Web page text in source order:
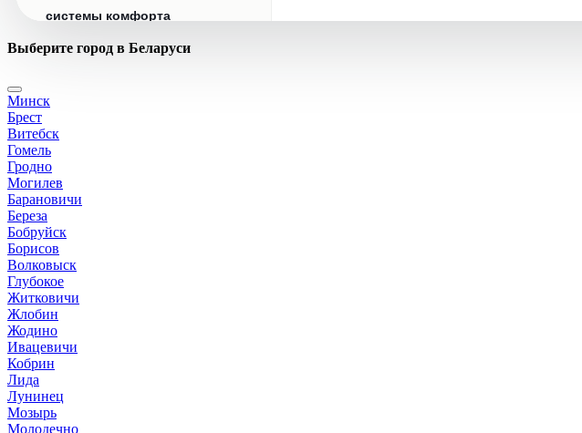
системы комфорта
стекла
стеклоочистители
топливная система
тормозная система
трансмиссия
электрика
Выберите город в Беларуси
Минск
Брест
Витебск
Гомель
Гродно
Могилев
Барановичи
Береза
Бобруйск
Борисов
Волковыск
Глубокое
Житковичи
Жлобин
Жодино
Ивацевичи
Кобрин
Лида
Лунинец
Мозырь
Молодечно